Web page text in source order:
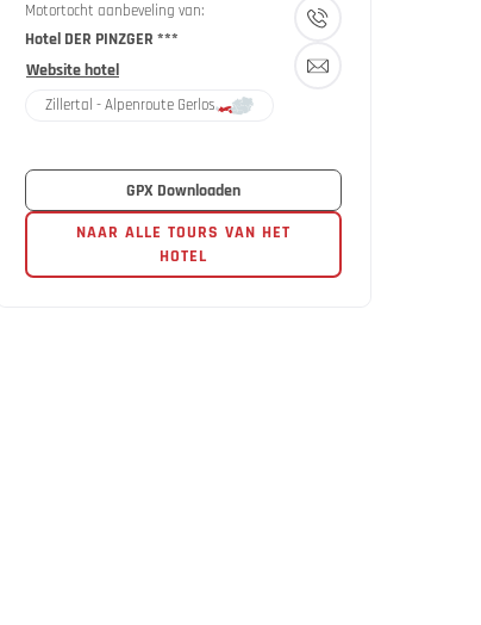
Motortocht aanbeveling van:
Hotel DER PINZGER ***
Website hotel
Zillertal - Alpenroute Gerlos
GPX Downloaden
NAAR ALLE TOURS VAN HET
HOTEL